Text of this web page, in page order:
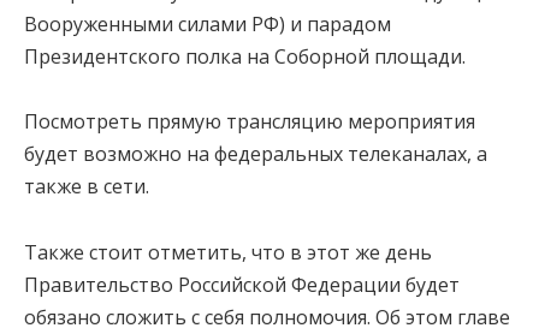
Вооруженными силами РФ) и парадом
Президентского полка на Соборной площади.
Посмотреть прямую трансляцию мероприятия
будет возможно на федеральных телеканалах, а
также в сети.
Также стоит отметить, что в этот же день
Правительство Российской Федерации будет
обязано сложить с себя полномочия. Об этом главе